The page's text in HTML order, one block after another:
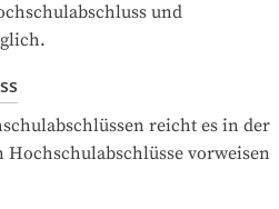
und
reicht es in der
Hochschulabschlüsse vorweisen